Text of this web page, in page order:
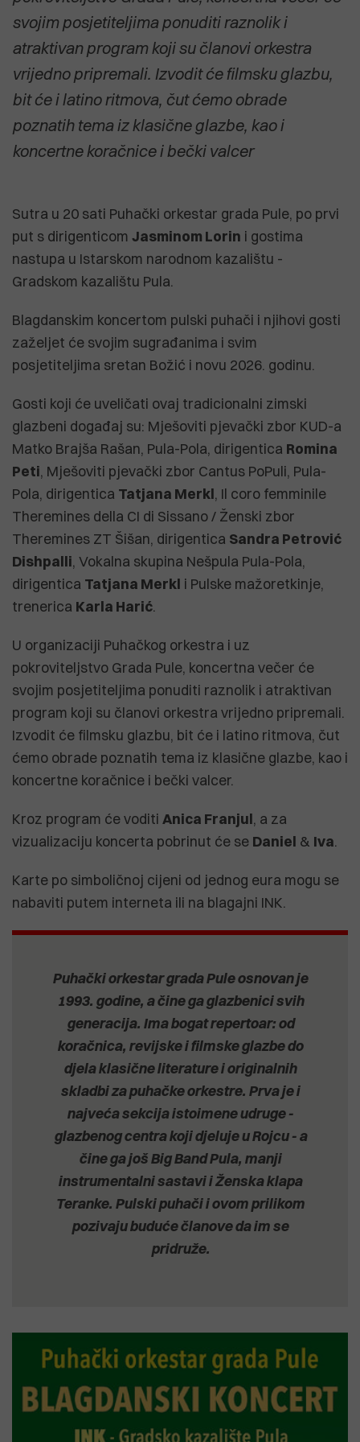
svojim posjetiteljima ponuditi raznolik i
atraktivan program koji su članovi orkestra
vrijedno pripremali. Izvodit će filmsku glazbu,
bit će i latino ritmova, čut ćemo obrade
poznatih tema iz klasične glazbe, kao i
koncertne koračnice i bečki valcer
Sutra u 20 sati Puhački orkestar grada Pule, po prvi
put s dirigenticom Jasminom Lorin i gostima
nastupa u Istarskom narodnom kazalištu -
Gradskom kazalištu Pula.
Blagdanskim koncertom pulski puhači i njihovi gosti
zaželjet će svojim sugrađanima i svim
posjetiteljima sretan Božić i novu 2026. godinu.
Gosti koji će uveličati ovaj tradicionalni zimski
glazbeni događaj su: Mješoviti pjevački zbor KUD-a
Matko Brajša Rašan, Pula-Pola, dirigentica Romina
Peti, Mješoviti pjevački zbor Cantus PoPuli, Pula-
Pola, dirigentica Tatjana Merkl, Il coro femminile
Theremines della CI di Sissano / Ženski zbor
Theremines ZT Šišan, dirigentica Sandra Petrović
Dishpalli, Vokalna skupina Nešpula Pula-Pola,
dirigentica Tatjana Merkl i Pulske mažoretkinje,
trenerica Karla Harić.
U organizaciji Puhačkog orkestra i uz
pokroviteljstvo Grada Pule, koncertna večer će
svojim posjetiteljima ponuditi raznolik i atraktivan
program koji su članovi orkestra vrijedno pripremali.
Izvodit će filmsku glazbu, bit će i latino ritmova, čut
ćemo obrade poznatih tema iz klasične glazbe, kao i
koncertne koračnice i bečki valcer.
Kroz program će voditi Anica Franjul, a za
vizualizaciju koncerta pobrinut će se Daniel & Iva.
Karte po simboličnoj cijeni od jednog eura mogu se
nabaviti putem interneta ili na blagajni INK.
Puhački orkestar grada Pule osnovan je
1993. godine, a čine ga glazbenici svih
generacija. Ima bogat repertoar: od
koračnica, revijske i filmske glazbe do
djela klasične literature i originalnih
skladbi za puhačke orkestre. Prva je i
najveća sekcija istoimene udruge -
glazbenog centra koji djeluje u Rojcu - a
čine ga još Big Band Pula, manji
instrumentalni sastavi i Ženska klapa
Teranke. Pulski puhači i ovom prilikom
pozivaju buduće članove da im se
pridruže.